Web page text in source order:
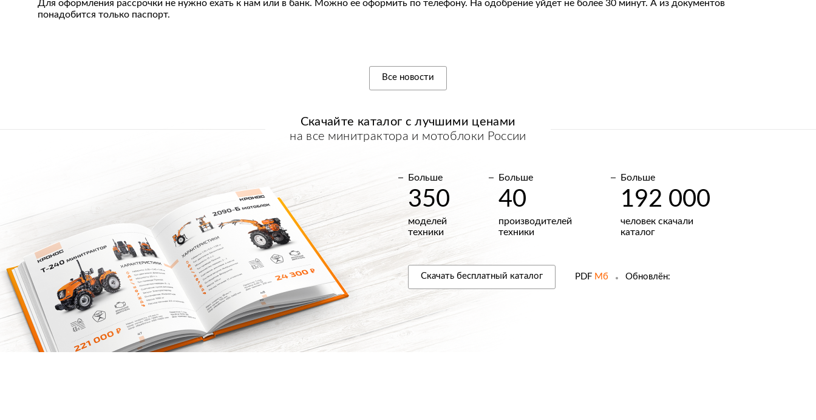
Для оформления рассрочки не нужно ехать к нам или в банк. Можно ее оформить по телефону. На одобрение уйдет не более 30 минут. А из документов
понадобится только паспорт.
Все новости
Скачайте каталог случшими ценами
на все минитрактора и мотоблоки России
Больше
350
моделей
техники
Больше
40
производителей
техники
Больше
192 000
человек скачали
каталог
Скачать бесплатный каталог PDF Мб Обновлён: